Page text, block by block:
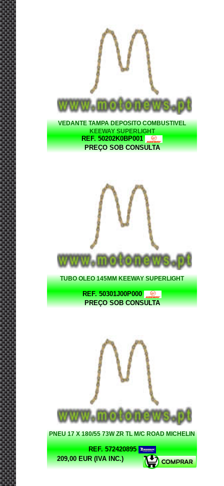
VEDANTE TAMPA DEPOSITO COMBUSTIVEL
KEEWAY SUPERLIGHT
REF. 50202K0BP001
PREÇO SOB CONSULTA
TUBO OLEO 145MM KEEWAY SUPERLIGHT
REF. 50301J00P000
PREÇO SOB CONSULTA
PNEU 17 X 180/55 73W ZR TL M/C ROAD MICHELIN
REF. 572420895
209,00 EUR (IVA INC.)